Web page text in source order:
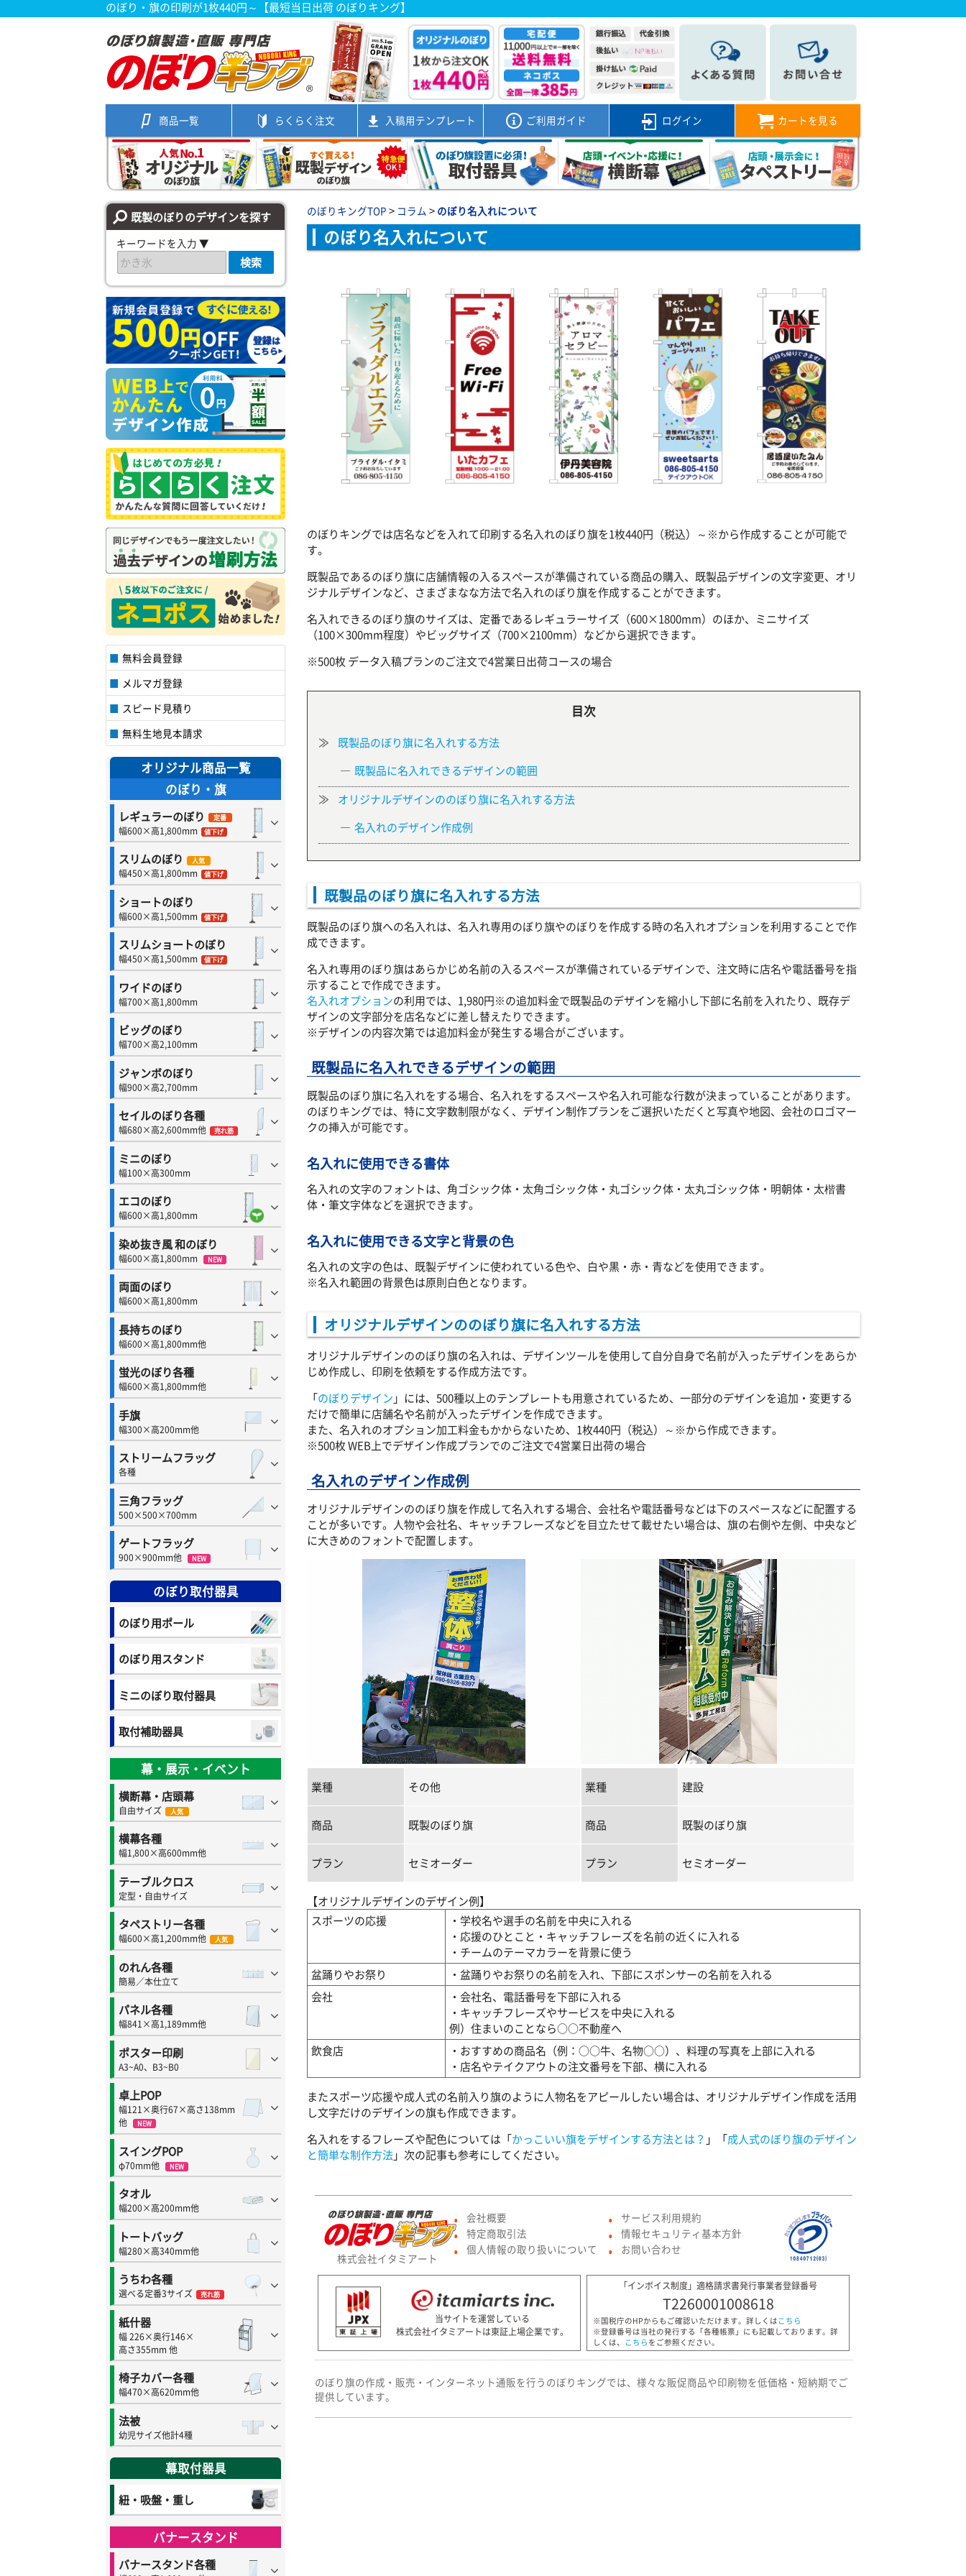
のぼり・旗の印刷が1枚440円～【最短当日出荷 のぼりキング】
商品一覧 らくらく注文 入稿用テンプレート ご利用ガイド ログイン カートを見る
既製のぼりのデザインを探す
キーワードを入力 ▼
検索
無料会員登録
メルマガ登録
スピード見積り
無料生地見本請求
オリジナル商品一覧
のぼり・旗
レギュラーのぼり 定番
幅600×高1,800mm 値下げ
スリムのぼり 人気
幅450×高1,800mm 値下げ
ショートのぼり
幅600×高1,500mm 値下げ
スリムショートのぼり
幅450×高1,500mm 値下げ
ワイドのぼり
幅700×高1,800mm
ビッグのぼり
幅700×高2,100mm
ジャンボのぼり
幅900×高2,700mm
セイルのぼり各種
幅680×高2,600mm他 売れ筋
ミニのぼり
幅100×高300mm
エコのぼり
幅600×高1,800mm
染め抜き風 和のぼり
幅600×高1,800mm NEW
両面のぼり
幅600×高1,800mm
長持ちのぼり
幅600×高1,800mm他
蛍光のぼり各種
幅600×高1,800mm他
手旗
幅300×高200mm他
ストリームフラッグ
各種
三角フラッグ
500×500×700mm
ゲートフラッグ
900×900mm他 NEW
のぼり取付器具
のぼり用ポール
のぼり用スタンド
ミニのぼり取付器具
取付補助器具
幕・展示・イベント
横断幕・店頭幕
自由サイズ 人気
横幕各種
幅1,800×高600mm他
テーブルクロス
定型・自由サイズ
タペストリー各種
幅600×高1,200mm他 人気
のれん各種
簡易／本仕立て
パネル各種
幅841×高1,189mm他
ポスター印刷
A3~A0、B3~B0
卓上POP
幅121×奥行67×高さ138mm
他
NEW
スイングPOP
φ70mm他 NEW
タオル
幅200×高200mm他
トートバッグ
幅280×高340mm他
うちわ各種
選べる定番3サイズ 売れ筋
紙什器
幅 226×奥行146×
高さ355mm 他
椅子カバー各種
幅470×高620mm他
法被
幼児サイズ他計4種
幕取付器具
紐・吸盤・重し
バナースタンド
バナースタンド各種
のぼりキングTOP > コラム > のぼり名入れについて
のぼり名入れについて
のぼりキングでは店名などを入れて印刷する名入れのぼり旗を1枚440円（税込）～※から作成することが可能で
す。
既製品であるのぼり旗に店舗情報の入るスペースが準備されている商品の購入、既製品デザインの文字変更、オリ
ジナルデザインなど、さまざまなな方法で名入れのぼり旗を作成することができます。
名入れできるのぼり旗のサイズは、定番であるレギュラーサイズ（600×1800mm）のほか、ミニサイズ
（100×300mm程度）やビッグサイズ（700×2100mm）などから選択できます。
※500枚 データ入稿プランのご注文で4営業日出荷コースの場合
目次
既製品のぼり旗に名入れする方法
既製品に名入れできるデザインの範囲
オリジナルデザインののぼり旗に名入れする方法
名入れのデザイン作成例
既製品のぼり旗に名入れする方法
既製品のぼり旗への名入れは、名入れ専用のぼり旗やのぼりを作成する時の名入れオプションを利用することで作
成できます。
名入れ専用のぼり旗はあらかじめ名前の入るスペースが準備されているデザインで、注文時に店名や電話番号を指
示することで作成できます。
名入れオプションの利用では、1,980円※の追加料金で既製品のデザインを縮小し下部に名前を入れたり、既存デ
ザインの文字部分を店名などに差し替えたりできます。
※デザインの内容次第では追加料金が発生する場合がございます。
既製品に名入れできるデザインの範囲
既製品のぼり旗に名入れをする場合、名入れをするスペースや名入れ可能な行数が決まっていることがあります。
のぼりキングでは、特に文字数制限がなく、デザイン制作プランをご選択いただくと写真や地図、会社のロゴマー
クの挿入が可能です。
名入れに使用できる書体
名入れの文字のフォントは、角ゴシック体・太角ゴシック体・丸ゴシック体・太丸ゴシック体・明朝体・太楷書
体・筆文字体などを選択できます。
名入れに使用できる文字と背景の色
名入れの文字の色は、既製デザインに使われている色や、白や黒・赤・青などを使用できます。
※名入れ範囲の背景色は原則白色となります。
オリジナルデザインののぼり旗に名入れする方法
オリジナルデザインののぼり旗の名入れは、デザインツールを使用して自分自身で名前が入ったデザインをあらか
じめ作成し、印刷を依頼をする作成方法です。
「のぼりデザイン 」には、500種以上のテンプレートも用意されているため、一部分のデザインを追加・変更する
だけで簡単に店舗名や名前が入ったデザインを作成できます。
また、名入れのオプション加工料金もかからないため、1枚440円（税込）～※から作成できます。
※500枚 WEB上でデザイン作成プランでのご注文で4営業日出荷の場合
名入れのデザイン作成例
オリジナルデザインののぼり旗を作成して名入れする場合、会社名や電話番号などは下のスペースなどに配置する
ことが多いです。人物や会社名、キャッチフレーズなどを目立たせて載せたい場合は、旗の右側や左側、中央など
に大きめのフォントで配置します。
業種 その他
商品 既製のぼり旗
プラン セミオーダー
業種 建設
商品 既製のぼり旗
プラン セミオーダー
【オリジナルデザインのデザイン例】
スポーツの応援
・学校名や選手の名前を中央に入れる
・応援のひとこと・キャッチフレーズを名前の近くに入れる
・チームのテーマカラーを背景に使う
盆踊りやお祭り
・盆踊りやお祭りの名前を入れ、下部にスポンサーの名前を入れる
会社
・会社名、電話番号を下部に入れる
・キャッチフレーズやサービスを中央に入れる
例）住まいのことなら○○不動産へ
飲食店
・おすすめの商品名（例：○○牛、名物○○）、料理の写真を上部に入れる
・店名やテイクアウトの注文番号を下部、横に入れる
またスポーツ応援や成人式の名前入り旗のように人物名をアピールしたい場合は、オリジナルデザイン作成を活用
し文字だけのデザインの旗も作成できます。
名入れをするフレーズや配色については「かっこいい旗をデザインする方法とは？ 」「成人式のぼり旗のデザイン
と簡単な制作方法」次の記事も参考にしてください。
株式会社イタミアート
● 会社概要
● 特定商取引法
● 個人情報の取り扱いについて
● サービス利用規約
● 情報セキュリティ基本方針
● お問い合わせ
当サイトを運営している
株式会社イタミアートは東証上場企業です。
「インボイス制度」適格請求書発行事業者登録番号
T2260001008618
※国税庁のHPからもご確認いただけます。詳しくは こちら
※登録番号は当社の発行する「各種帳票」にも記載しております。詳
しくは、
こちら をご参照ください。
のぼり旗の作成・販売・インターネット通販を行うのぼりキングでは、様々な販促商品や印刷物を低価格・短納期でご
提供しています。